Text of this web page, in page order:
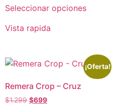
Seleccionar opciones
Vista rapida
¡Oferta!
Remera Crop – Cruz
$1.299 $699